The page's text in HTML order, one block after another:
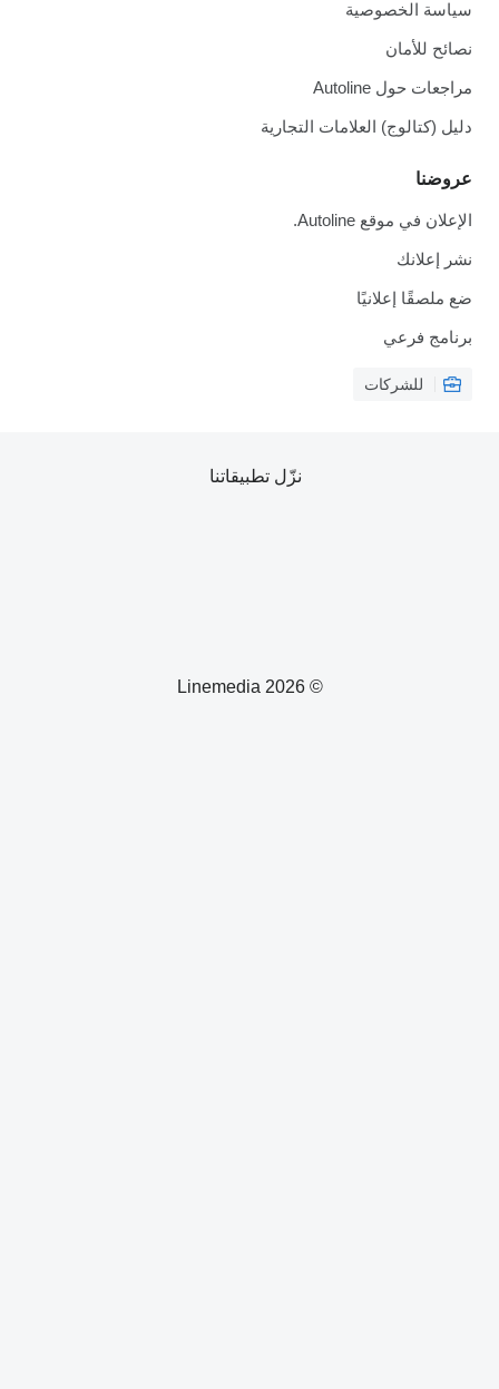
سياسة الخصوصية
نصائح للأمان
مراجعات حول Autoline
دليل (كتالوج) العلامات التجارية
عروضنا
الإعلان في موقع Autoline.
نشر إعلانك
ضع ملصقًا إعلانيًا
برنامج فرعي
للشركات
© 2026 Linemedia
نزّل تطبيقاتنا